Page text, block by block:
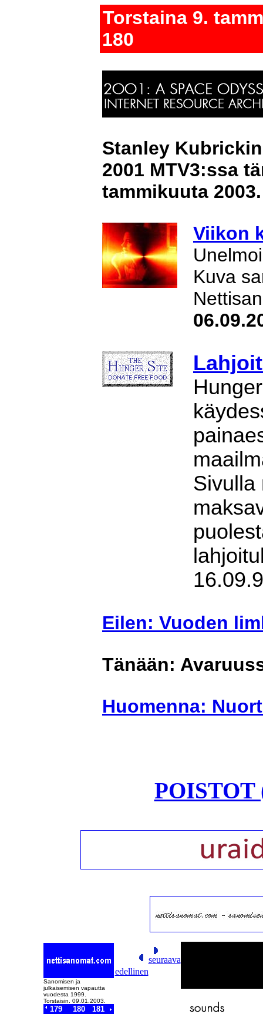
Torstaina 9.
180
Stanley
2001 MTV3:ssa
tammikuuta 2003.
Viikon
Kuva
Sivulla
Eilen: Vuoden
Tänään:
Huomenna:
POISTOT
Sanomisen ja
julkaisemisen vapautta
vuodesta 1999.
Torstaisin. 09.01.2003.
179 180 181
edellinen
seuraava